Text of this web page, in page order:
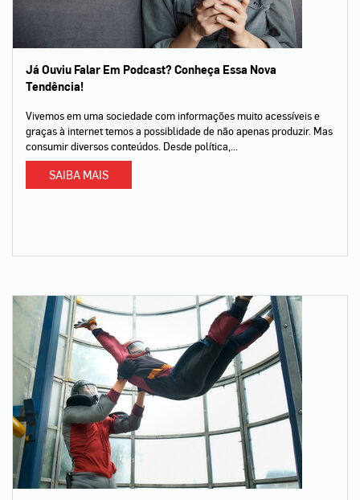
Já Ouviu Falar Em Podcast? Conheça Essa Nova
Tendência!
Vivemos em uma sociedade com informações muito acessíveis e
graças à internet temos a possiblidade de não apenas produzir. Mas
consumir diversos conteúdos. Desde política,...
SAIBA MAIS